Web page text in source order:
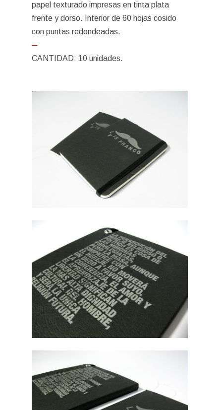
papel texturado impresas en tinta plata
frente y dorso. Interior de 60 hojas cosido
con puntas redondeadas.
─
CANTIDAD: 10 unidades.